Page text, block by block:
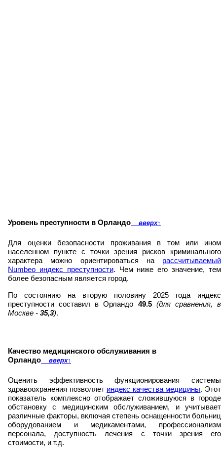
Уровень преступности в Орландо вверх↑
Для оценки безопасности проживания в том или ином
населенном пункте с точки зрения рисков криминального
характера можно ориентироваться на рассчитываемый
Numbeo индекс преступности. Чем ниже его значение, тем
более безопасным является город.
По состоянию на вторую половину 2025 года индекс
преступности составил в Орландо 49.5 (для сравнения, в
Москве - 35,3).
Качество медицинского обслуживания в
Орландо вверх↑
Оценить эффективность функционирования системы
здравоохранения позволяет индекс качества медицины. Этот
показатель комплексно отображает сложившуюся в городе
обстановку с медицинским обслуживанием, и учитывает
различные факторы, включая степень оснащенности больниц
оборудованием и медикаментами, профессионализм
персонала, доступность лечения с точки зрения его
стоимости, и т.д.